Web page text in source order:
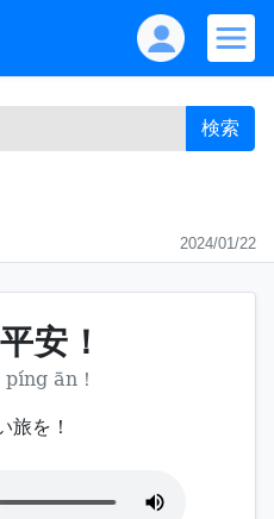
検索
2024/01/22
平安！
píng ān！
旅を！